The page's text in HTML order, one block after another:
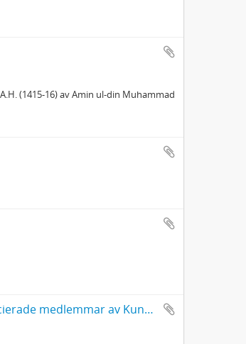
(1415-16) av Amin ul-din Muhammad
Ekvall, Sven, med dr (1890 - 1973), Biografiska meddelanden 1972 om två associerade medlemmar av Kungliga musikaliska akademien